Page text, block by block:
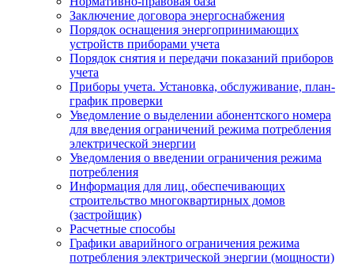
Заключение договора энергоснабжения
Порядок оснащения энергопринимающих
устройств приборами учета
Порядок снятия и передачи показаний приборов
учета
Приборы учета. Установка, обслуживание, план-
график проверки
Уведомление о выделении абонентского номера
для введения ограничений режима потребления
электрической энергии
Уведомления о введении ограничения режима
потребления
Информация для лиц, обеспечивающих
строительство многоквартирных домов
(застройщик)
Расчетные способы
Графики аварийного ограничения режима
потребления электрической энергии (мощности)